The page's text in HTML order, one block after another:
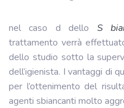
nel caso d dello S
trattamento verrà
dello studio sotto la
dell’igienista. I vantaggi di
per l’ottenimento del
agenti sbiancanti molto